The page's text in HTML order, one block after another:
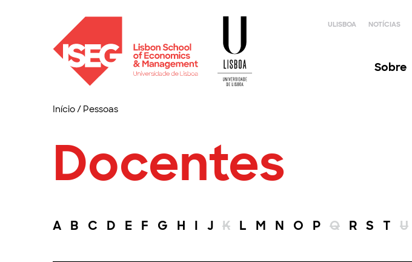
ULISBOA NOTÍCIAS
Sobre
Início/ Pessoas
Docentes
A B C D E F G H I J K L M N O P Q R S T U